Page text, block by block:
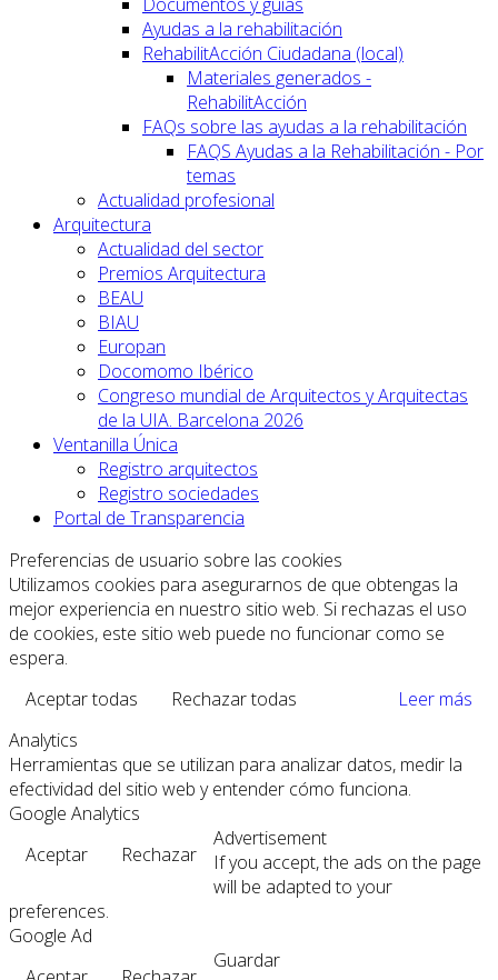
Ayudas a la rehabilitación
RehabilitAcción Ciudadana (local)
Materiales generados -
RehabilitAcción
FAQs sobre las ayudas a la rehabilitación
FAQS Ayudas a la Rehabilitación - Por
temas
Actualidad profesional
Arquitectura
Actualidad del sector
Premios Arquitectura
BEAU
BIAU
Europan
Docomomo Ibérico
Congreso mundial de Arquitectos y Arquitectas
de la UIA. Barcelona 2026
Ventanilla Única
Registro arquitectos
Registro sociedades
Portal de Transparencia
Preferencias de usuario sobre las cookies
Utilizamos cookies para asegurarnos de que obtengas la
mejor experiencia en nuestro sitio web. Si rechazas el uso
de cookies, este sitio web puede no funcionar como se
espera.
Aceptar todas
Rechazar todas
Leer más
Analytics
Herramientas que se utilizan para analizar datos, medir la
efectividad del sitio web y entender cómo funciona.
Google Analytics
Aceptar
Rechazar
Advertisement
If you accept, the ads on the page
will be adapted to your
preferences.
Google Ad
Guardar